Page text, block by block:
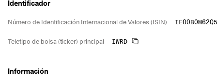
Información
Identificador
Número de Identificación Internacional de Valores (ISIN)
Teletipo de bolsa (ticker) principal IWRD